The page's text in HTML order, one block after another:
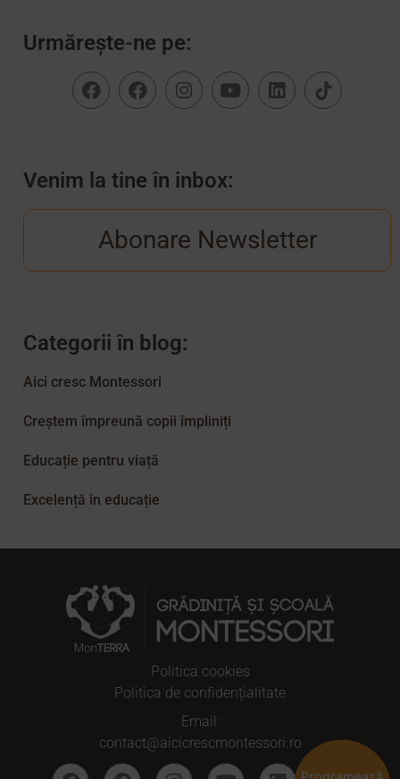
Urmărește-ne pe:
Venim la tine în inbox:
Abonare Newsletter
Categorii în blog:
Aici cresc Montessori
Creștem împreună copii împliniți
Educație pentru viață
Excelență în educație
Politica cookies
Politica de confidențialitate
Email:
contact@aicicrescmontessori.ro
Programează